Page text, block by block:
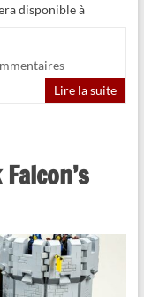
disponible à
Lire la suite